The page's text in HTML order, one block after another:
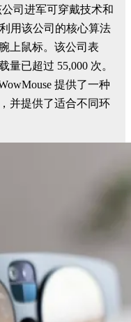
司进军可穿戴技术和
用该公司的核心算法
上鼠标。该公司表
已超过 55,000 次。
提供了一种
并提供了适合不同环